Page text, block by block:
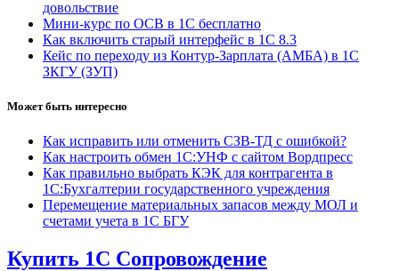
довольствие
Мини-курс по ОСВ в 1С бесплатно
Как включить старый интерфейс в 1С 8.3
Кейс по переходу из Контур-Зарплата (АМБА) в 1С
ЗКГУ (ЗУП)
Может быть интересно
Как исправить или отменить СЗВ-ТД с ошибкой?
Как настроить обмен 1С:УНФ с сайтом Вордпресс
Как правильно выбрать КЭК для контрагента в
1С:Бухгалтерии государственного учреждения
Перемещение материальных запасов между МОЛ и
счетами учета в 1С БГУ
Купить 1С Сопровождение